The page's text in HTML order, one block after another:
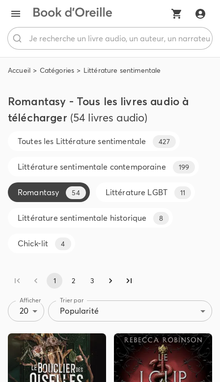
Accueil Catégories Littérature sentimentale
Romantasy - Tous les livres audio à
télécharger (54 livres audio)
Toutes les Littérature sentimentale 427
Littérature sentimentale contemporaine 199
Romantasy 54 Littérature LGBT 11
Littérature sentimentale historique 8
Chick-lit 4
1 2 3
Afficher
20
Trier par
Popularité